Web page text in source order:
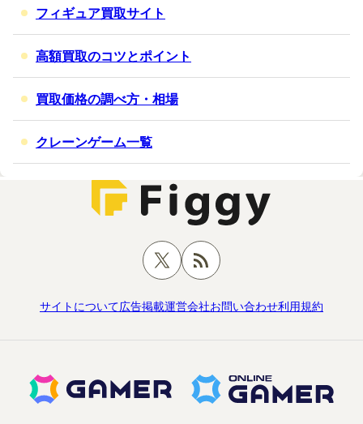
フィギュア買取サイト
高額買取のコツとポイント
買取価格の調べ方・相場
クレーンゲーム一覧
サイトについて広告掲載運営会社お問い合わせ利用規約